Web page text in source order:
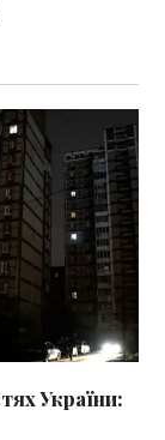
України: